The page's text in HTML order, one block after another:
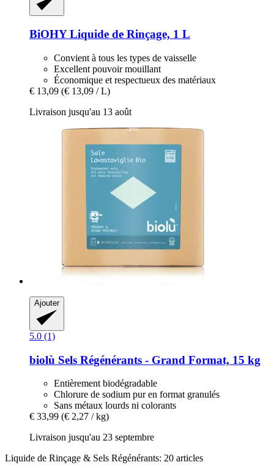
BiOHYLiquide de Rinçage, 1 L
Convient à tous les types de vaisselle
Excellent pouvoir mouillant
Économique et respectueux des matériaux
€ 13,09 (€ 13,09 / L)
Livraison jusqu'au 13 août
Ajouter
5.0 (1)
biolù Sels Régénérants -​ Grand Format, 15 kg
Entièrement biodégradable
Chlorure de sodium pur en format granulés
Sans métaux lourds ni colorants
€ 33,99 (€ 2,27 / kg)
Livraison jusqu'au 23 septembre
Liquide de Rinçage & Sels Régénérants: 20 articles